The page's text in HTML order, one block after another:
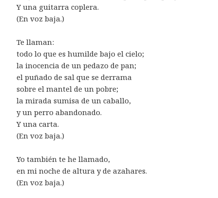
Y una guitarra coplera.
(En voz baja.)
Te llaman:
todo lo que es humilde bajo el cielo;
la inocencia de un pedazo de pan;
el puñado de sal que se derrama
sobre el mantel de un pobre;
la mirada sumisa de un caballo,
y un perro abandonado.
Y una carta.
(En voz baja.)
Yo también te he llamado,
en mi noche de altura y de azahares.
(En voz baja.)